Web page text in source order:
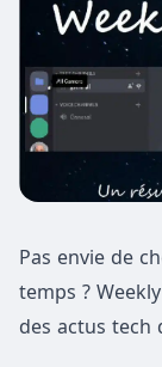
Pas envie de
temps ?
des actus tech